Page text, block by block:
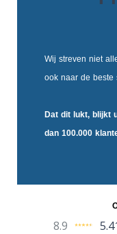
Wij streven niet
ook naar de beste
Dat dit lukt, blijkt
dan 100.000
8.9